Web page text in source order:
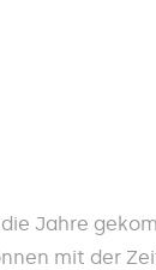
Jahre
mit der